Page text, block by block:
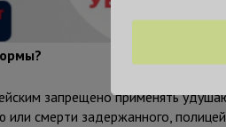
запрещено применять
смерти задержанного,